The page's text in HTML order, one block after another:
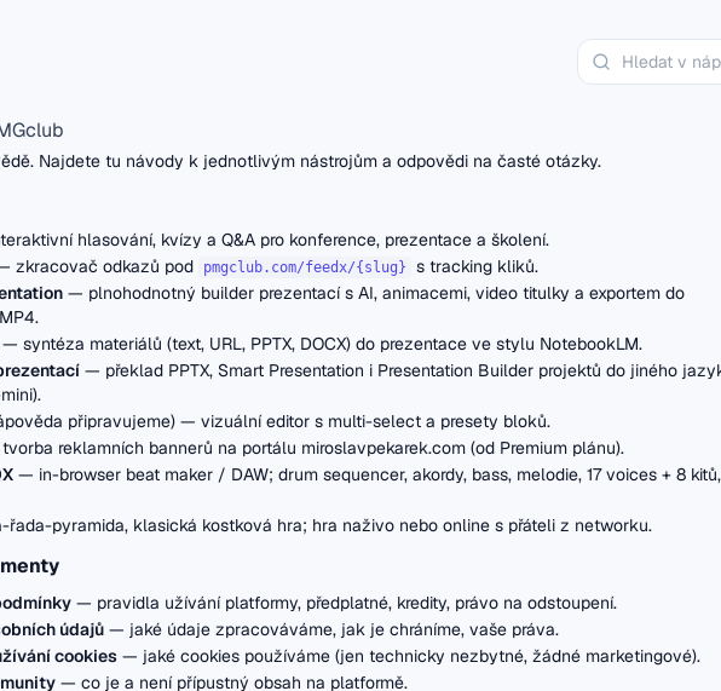
Najdete tu návody k jednotlivým nástrojům a odpovědi na časté otázky.
hlasování, kvízy a Q&A pro konference, prezentace a školení.
zkracovač odkazů pod pmgclub.com/feedx/{slug}
s tracking kliků.
— plnohodnotný builder prezentací s AI, animacemi, video titulky a exportem do
— syntéza materiálů (text, URL, PPTX, DOCX) do prezentace ve stylu NotebookLM.
— překlad PPTX, Smart Presentation i Presentation Builder projektů do jiného
připravujeme) — vizuální editor s multi-select a presety bloků.
reklamních bannerů na portálu miroslavpekarek.com (od Premium plánu).
— in-browser beat maker / DAW; drum sequencer, akordy, bass, melodie, 17 voices + 8
pyramida, klasická kostková hra; hra naživo nebo online s přáteli z networku.
— pravidla užívání platformy, předplatné, kredity, právo na odstoupení.
údajů — jaké údaje zpracováváme, jak je chráníme, vaše práva.
cookies — jaké cookies používáme (jen technicky nezbytné, žádné marketingové).
— co je a není přípustný obsah na platformě.